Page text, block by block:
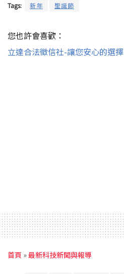
Tags: 新年 聖誕節
您也許會喜歡：
立達合法徵信社-讓您安心的選擇
首頁 »最新科技新聞與報導